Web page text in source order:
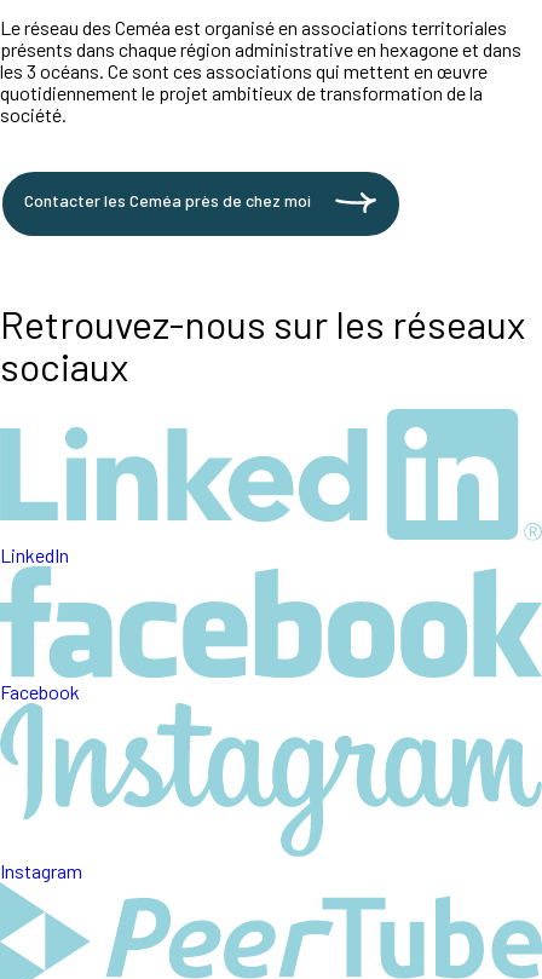
Le réseau des Ceméa est organisé en associations territoriales
présents dans chaque région administrative en hexagone et dans
les 3 océans. Ce sont ces associations qui mettent en œuvre
quotidiennement le projet ambitieux de transformation de la
société.
Contacter les Ceméa près de chez moi
Retrouvez-nous sur les réseaux
sociaux
LinkedIn
Facebook
Instagram